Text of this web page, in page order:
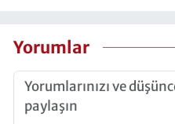
Yorumlar